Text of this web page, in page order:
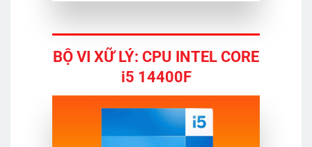
BỘ VI XỮ LÝ: CPU INTEL CORE
i5 14400F